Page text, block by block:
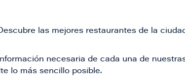
las mejores restaurantes de la
necesaria de cada una de
lo más sencillo posible.